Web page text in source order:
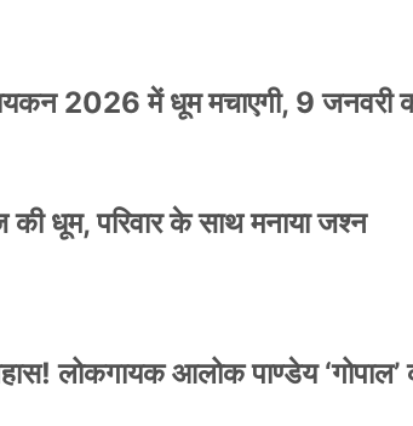
2026 में धूम मचाएगी, 9 जनवरी
की धूम, परिवार के साथ मनाया जश्न
लोकगायक आलोक पाण्डेय ‘गोपाल’